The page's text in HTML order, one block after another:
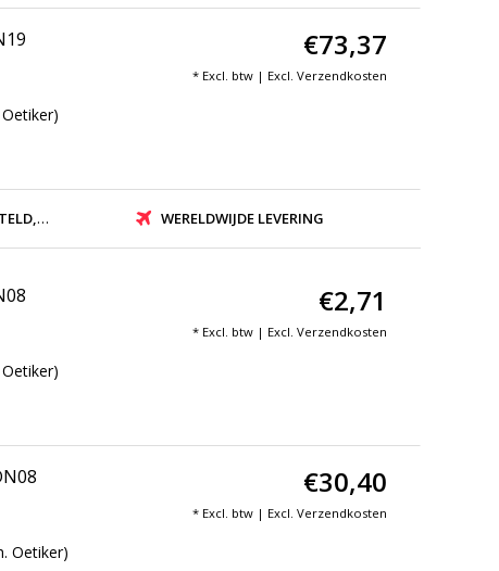
€73,37
* Excl. btw | Excl. Verzendkosten
WERELDWIJDE LEVERING
€2,71
* Excl. btw | Excl. Verzendkosten
Oetiker)
€30,40
* Excl. btw | Excl. Verzendkosten